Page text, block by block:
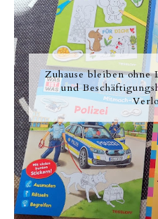
Zuhause bleiben
und